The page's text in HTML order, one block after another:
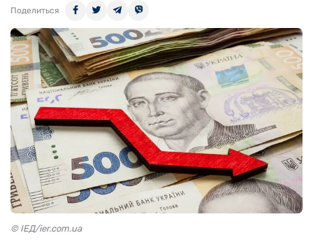
Поделиться
© ІЕД/ier.com.ua